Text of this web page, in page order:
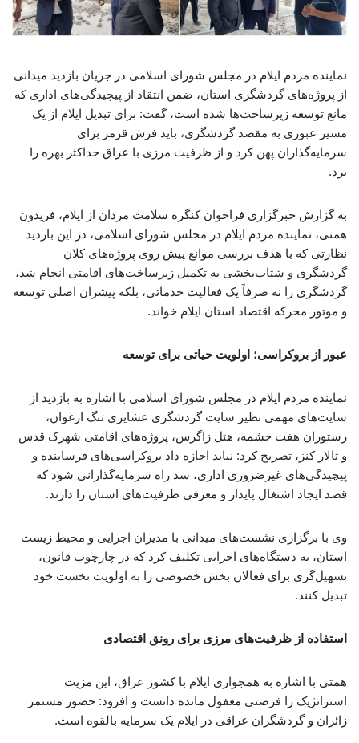
نماینده مردم ایلام در مجلس شورای اسلامی در جریان بازدید میدانی
از پروژه‌های گردشگری استان، ضمن انتقاد از پیچیدگی‌های اداری که
مانع توسعه زیرساخت‌ها شده است، گفت: برای تبدیل ایلام از یک
مسیر عبوری به مقصد گردشگری، باید فرش قرمز برای
سرمایه‌گذاران پهن کرد و از ظرفیت مرزی با عراق حداکثر بهره را
برد.
به گزارش خبرگزاری فراخوان کنگره سلامت مردان از ایلام، فریدون
همتی، نماینده مردم ایلام در مجلس شورای اسلامی، در این بازدید
نظارتی که با هدف بررسی موانع پیش روی پروژه‌های کلان
گردشگری و شتاب‌بخشی به تکمیل زیرساخت‌های اقامتی انجام شد،
گردشگری را نه صرفاً یک فعالیت خدماتی، بلکه پیشران اصلی توسعه
و موتور محرکه اقتصاد استان ایلام خواند.
عبور از بروکراسی؛ اولویت حیاتی برای توسعه
نماینده مردم ایلام در مجلس شورای اسلامی با اشاره به بازدید از
سایت‌های مهمی نظیر سایت گردشگری عشایری تنگ ارغوان،
رستوران هفت چشمه، هتل زاگرس، پروژه‌های اقامتی شهرک قدس
و تالار کنز، تصریح کرد: نباید اجازه داد بروکراسی‌های فرساینده و
پیچیدگی‌های غیرضروری اداری، سد راه سرمایه‌گذارانی شود که
قصد ایجاد اشتغال پایدار و معرفی ظرفیت‌های استان را دارند.
وی با برگزاری نشست‌های میدانی با مدیران اجرایی و محیط زیست
استان، به دستگاه‌های اجرایی تکلیف کرد که در چارچوب قانون،
تسهیل‌گری برای فعالان بخش خصوصی را به اولویت نخست خود
تبدیل کنند.
استفاده از ظرفیت‌های مرزی برای رونق اقتصادی
همتی با اشاره به همجواری ایلام با کشور عراق، این مزیت
استراتژیک را فرصتی مغفول مانده دانست و افزود: حضور مستمر
زائران و گردشگران عراقی در ایلام یک سرمایه بالقوه است.